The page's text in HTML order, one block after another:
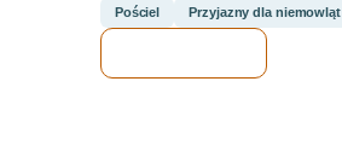
Pościel Przyjazny dla niemowląt